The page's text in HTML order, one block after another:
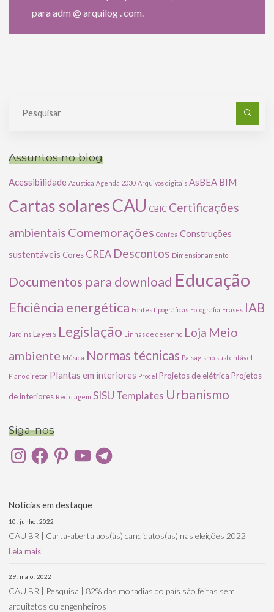
para adm @ arquilog . com.
Assuntos no blog
Acessibilidade Acústica Agenda 2030 Arquivos digitais AsBEA BIM
Cartas solaresCAU CBIC Certificações
ambientais Comemorações Confea Construções
sustentáveis Cores CREA Descontos Dimensionamento
Documentos para download Educação
Eficiência energética Fontes tipográficas Fotografia Frases IAB
Jardins Layers Legislação Linhas de desenho Loja Meio
ambiente Música Normas técnicas Paisagismo sustentável
Plano diretor Plantas em interiores Procel Projetos de elétrica Projetos
de interiores Reciclagem SISU Templates Urbanismo
Siga-nos
InstagramFacebookPinterestYouTubeTelegram
Notícias em destaque
10 . junho . 2022
CAU BR | Carta-aberta aos(às) candidatos(as) nas eleições 2022
Leia mais
29 . maio . 2022
CAU BR | Pesquisa | 82% das moradias do país são feitas sem
arquitetos ou engenheiros